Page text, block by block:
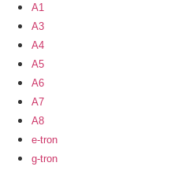
A1
A3
A4
A5
A6
A7
A8
e-tron
g-tron